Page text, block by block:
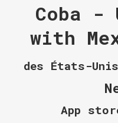
Coba -
with
des États-
App